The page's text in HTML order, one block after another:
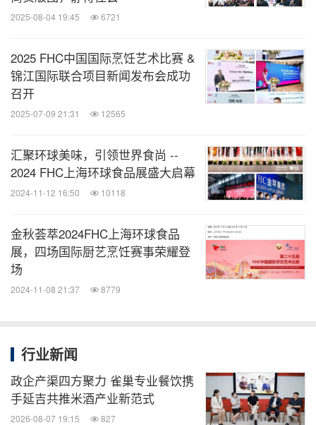
品重点展示，涵盖27个成员国的特色品类。包括受地
质量认证体系，保障了特定区域独有产品及其传统制
作工艺；还有获得有机认证的产品——彰显欧洲对可
持续性发展的坚定承诺。
FabioFalanga和顾俊杰等名厨带来精彩烹饪表演，让
与会者见证欧洲食材的多样性与卓越品质。即刻扫描
交流资格，还可现场与企业代表直接敲定采购意向。
N1：泰国，日本，新加坡，韩国
N3：欧盟，土耳其，德国，奥地利，意大利，
菲律宾，荷兰，瑞士，斯里兰卡，厄瓜多尔
N4：美国
2025-08-04 19:45 6721
2025 FHC中国国际烹饪艺术比赛 &
锦江国际联合项目新闻发布会成功
召开
2025-07-09 21:31 12565
汇聚环球美味，引领世界食尚 --
2024 FHC上海环球食品展盛大启幕
2024-11-12 16:50 10118
金秋荟萃2024FHC上海环球食品
展，四场国际厨艺烹饪赛事荣耀登
场
2024-11-08 21:37 8779
行业新闻
政企产渠四方聚力 雀巢专业餐饮携
手延吉共推米酒产业新范式
2026-08-07 19:15 827